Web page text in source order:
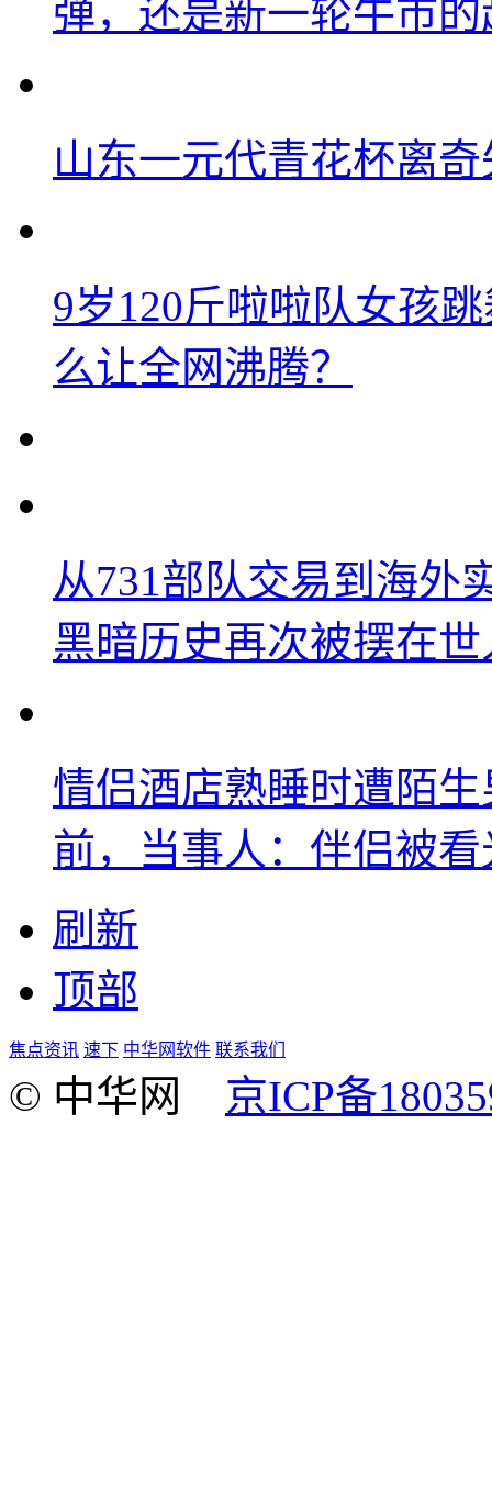
弹，还是新一轮牛市
山东一元代青花杯离
9岁120斤啦啦队女孩
么让全网沸腾？
从731部队交易到海外
黑暗历史再次被摆在
情侣酒店熟睡时遭陌
前，当事人：伴侣被看
刷新
顶部
焦点资讯 速下 中华网软件 联系我们
© 中华网 京ICP备